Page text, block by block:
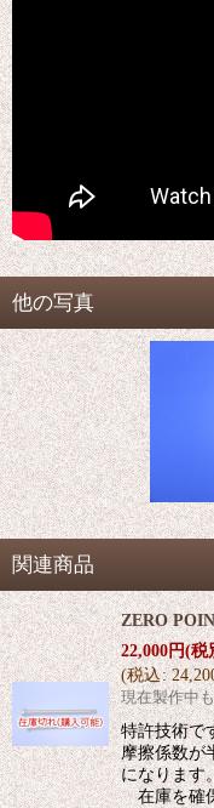
他の写真
関連商品
ZERO
22,000円(税
(税込:
現在製作中
特許技術で
摩擦係数が
になります
在庫を確